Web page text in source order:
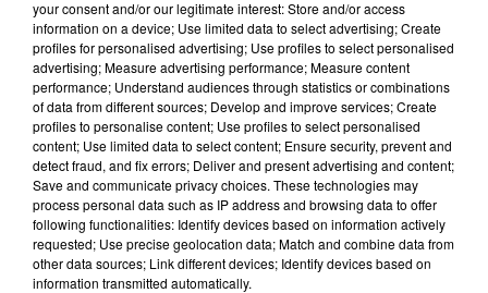
avalant très rapidement le contenu d’une bouteille,
sous les yeux d’un public, venu nombreux assister à
l’audience.
your consent and/or our legitimate interest: Store and/or access
information on a device; Use limited data to select advertising; Create
profiles for personalised advertising; Use profiles to select personalised
advertising; Measure advertising performance; Measure content
performance; Understand audiences through statistics or combinations
of data from different sources; Develop and improve services; Create
profiles to personalise content; Use profiles to select personalised
content; Use limited data to select content; Ensure security, prevent and
detect fraud, and fix errors; Deliver and present advertising and content;
Save and communicate privacy choices. These technologies may
process personal data such as IP address and browsing data to offer
following functionalities: Identify devices based on information actively
requested; Use precise geolocation data; Match and combine data from
other data sources; Link different devices; Identify devices based on
information transmitted automatically.